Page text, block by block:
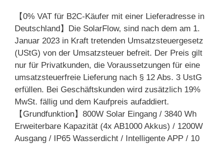
【0% VAT für B2C-Käufer mit einer Lieferadresse in
Deutschland】Die SolarFlow, sind nach dem am 1.
Januar 2023 in Kraft tretenden Umsatzsteuergesetz
(UStG) von der Umsatzsteuer befreit. Der Preis gilt
nur für Privatkunden, die Voraussetzungen für eine
umsatzsteuerfreie Lieferung nach § 12 Abs. 3 UstG
erfüllen. Bei Geschäftskunden wird zusätzlich 19%
MwSt. fällig und dem Kaufpreis aufaddiert.
【Grundfunktion】800W Solar Eingang / 3840 Wh
Erweiterbare Kapazität (4x AB1000 Akkus) / 1200W
Ausgang / IP65 Wasserdicht / Intelligente APP / 10